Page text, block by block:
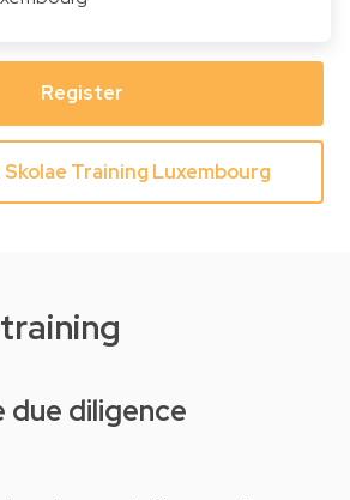
Register
Training Luxembourg